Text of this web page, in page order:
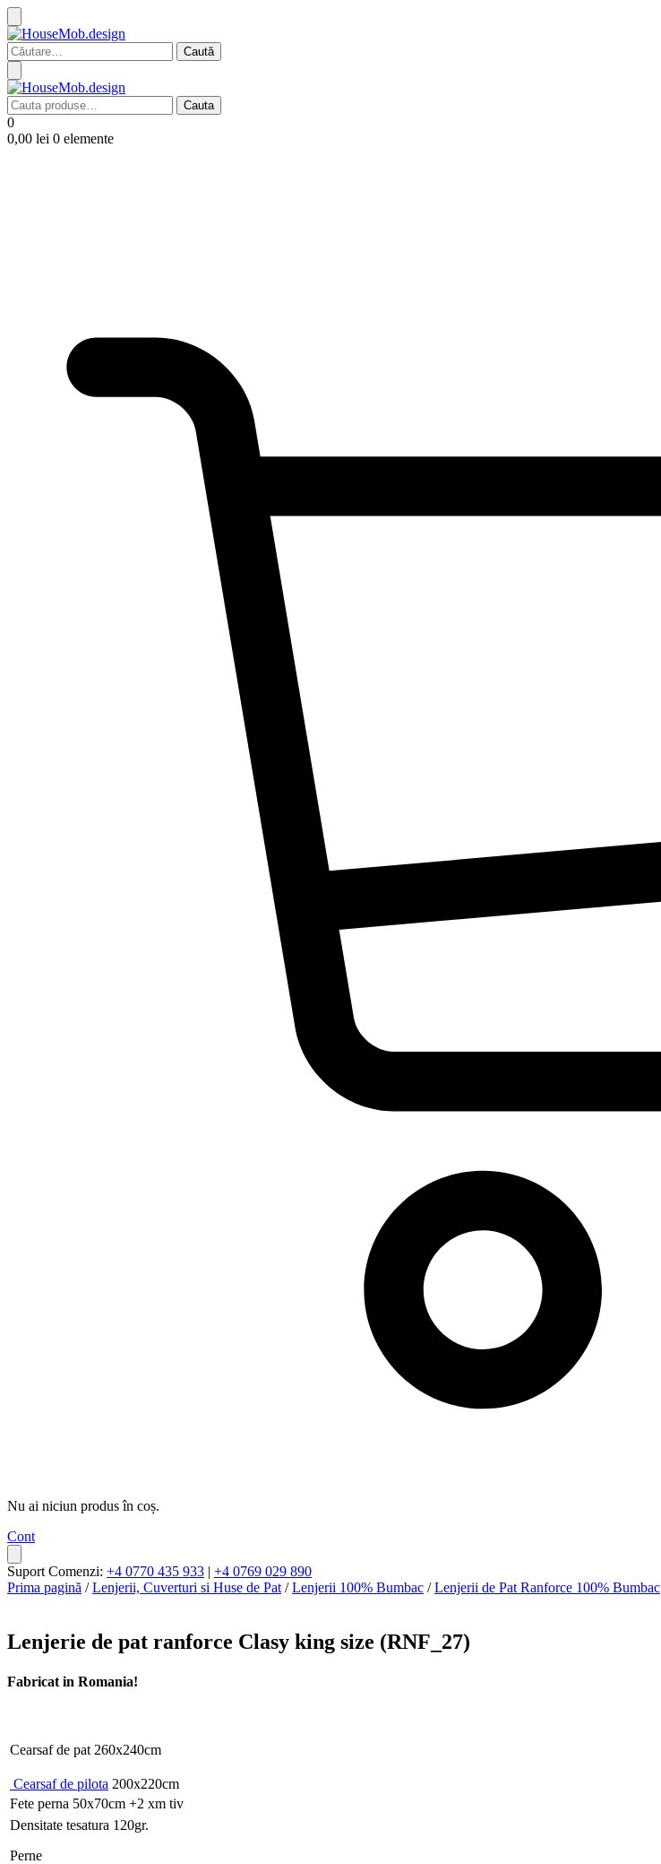
Caută
după:
Cauta
după:
Cauta
0
0,00 lei 0 elemente
Nu ai niciun produs în coș.
Cont
Suport Comenzi: +4 0770 435 933 | +4 0769 029 890
Prima pagină /Lenjerii, Cuverturi si Huse de Pat /Lenjerii 100% Bumbac /Lenjerii de Pat Ranforce 100% Bumbac
Lenjerie de pat ranforce Clasy king size (RNF_27)
Fabricat in Romania!
Cearsaf de pat 260x240cm
Cearsaf de pilota 200x220cm
Fete perna 50x70cm +2 xm tiv
Densitate tesatura 120gr.
Perne